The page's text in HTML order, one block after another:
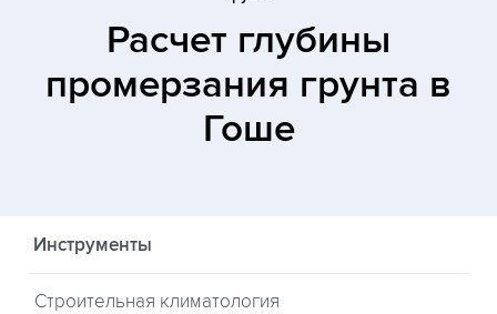
Расчет глубины
промерзания грунта в
Гоше
Инструменты
Строительная климатология